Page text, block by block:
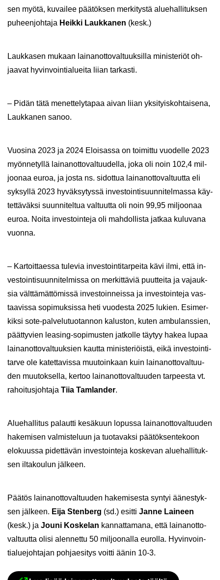
sen myötä, ku­vai­lee pää­tök­sen mer­ki­tys­tä alue­hal­li­tuk­sen
pu­heen­joh­ta­ja Heik­ki Lauk­ka­nen (kesk.)
Lauk­ka­sen mu­kaan lai­nan­ot­to­val­tuuk­sil­la mi­nis­te­riöt oh­
jaa­vat hy­vin­voin­tia­luei­ta liian tar­kas­ti.
– Pidän tätä me­net­te­ly­ta­paa aivan liian yk­si­tyis­koh­tai­se­na,
Lauk­ka­nen sanoo.
Vuo­si­na 2023 ja 2024 Eloi­sas­sa on toi­mit­tu vuo­del­le 2023
myön­ne­tyl­lä lai­nan­ot­to­val­tuu­del­la, joka oli noin 102,4 mil­
joo­naa euroa, ja josta ns. si­dot­tua lai­nan­ot­to­val­tuut­ta eli
syk­syl­lä 2023 hy­väk­sy­tys­sä in­ves­toin­ti­suun­ni­tel­mas­sa käy­
tet­tä­väk­si suun­ni­tel­tua val­tuut­ta oli noin 99,95 mil­joo­naa
euroa. Noita in­ves­toin­te­ja oli mah­dol­lis­ta jat­kaa ku­lu­va­na
vuon­na.
– Kar­toit­taes­sa tu­le­via in­ves­toin­ti­tar­pei­ta kävi ilmi, että in­
ves­toin­ti­suun­ni­tel­mis­sa on mer­kit­tä­viä puut­tei­ta ja va­jauk­
sia vält­tä­mät­tö­mis­sä in­ves­toin­neis­sa ja in­ves­toin­te­ja vas­
taa­vis­sa so­pi­muk­sis­sa heti vuo­des­ta 2025 lu­kien. Esi­mer­
kik­si sote-​palvelutuotannon ka­lus­ton, kuten am­bu­lans­sien,
päät­ty­vien leasing-​sopimusten jat­kol­le täy­tyy hakea lupaa
lai­nan­ot­to­val­tuuk­sien kaut­ta mi­nis­te­riöis­tä, eikä in­ves­toin­ti­
tar­ve ole ka­tet­ta­vis­sa muu­toin­kaan kuin lai­nan­ot­to­val­tuu­
den muu­tok­sel­la, ker­too lai­nan­ot­to­val­tuu­den tar­pees­ta vt.
ra­hoi­tus­joh­ta­ja Tiia Tam­lan­der.
Alue­hal­li­tus pa­laut­ti ke­sä­kuun lo­pus­sa lai­nan­ot­to­val­tuu­den
ha­ke­mi­sen val­mis­te­luun ja tuo­ta­vak­si pää­tök­sen­te­koon
elo­kuus­sa pi­det­tä­vän in­ves­toin­te­ja kos­ke­van alue­hal­li­tuk­
sen il­ta­kou­lun jäl­keen.
Pää­tös lai­nan­ot­to­val­tuu­den ha­ke­mi­ses­ta syn­tyi ää­nes­tyk­
sen jäl­keen. Eija Sten­berg (sd.) esit­ti Janne Lai­neen
(kesk.) ja Jouni Kos­ke­lan kan­nat­ta­ma­na, että lai­nan­ot­to­
val­tuut­ta olisi alen­net­tu 50 mil­joo­nal­la eu­rol­la. Hy­vin­voin­
tia­lue­joh­ta­jan poh­jae­si­tys voit­ti äänin 10-3.